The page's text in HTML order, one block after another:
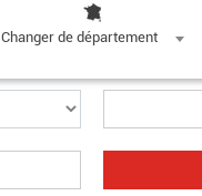
Changer de département